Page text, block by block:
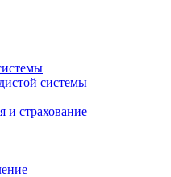
системы
и страхование